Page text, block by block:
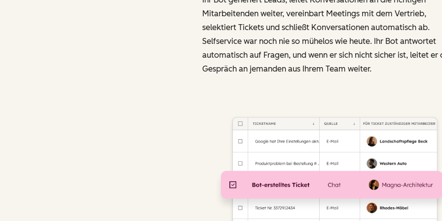
Mitarbeitenden weiter, vereinbart Meetings mit dem Vertrieb,
selektiert Tickets und schließt Konversationen automatisch ab.
Selfservice war noch nie so mühelos wie heute. Ihr Bot antwortet
automatisch auf Fragen, und wenn er sich nicht sicher ist, leitet er
Gespräch an jemanden aus Ihrem Team weiter.